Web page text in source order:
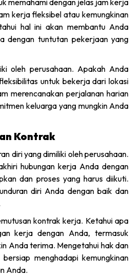
kerja fleksibel atau kemungkinan
hal ini akan membantu Anda
dengan tuntutan pekerjaan yang
oleh perusahaan. Apakah Anda
untuk bekerja dari lokasi
merencanakan perjalanan harian
keluarga yang mungkin Anda
Kontrak
diri yang dimiliki oleh perusahaan.
hubungan kerja Anda dengan
dan proses yang harus diikuti.
diri Anda dengan baik dan
kontrak kerja. Ketahui apa
kerja dengan Anda, termasuk
Anda terima. Mengetahui hak dan
menghadapi kemungkinan
Anda.